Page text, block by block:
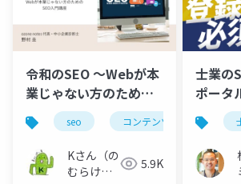
令和のSEO 〜Webが本
業じゃない方のための
SEO入門講座〜
seo コンテンツマーケティング
Kさん（の
むらけ
5.9K
士業の
ポータ
客のコ